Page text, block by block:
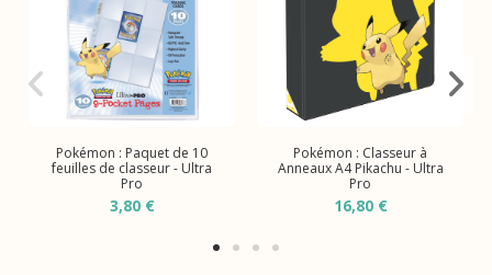
Pokémon : Paquet de 10
feuilles de classeur - Ultra
Pro
3,80 €
Pokémon : Classeur à
Anneaux A4 Pikachu - Ultra
Pro
16,80 €